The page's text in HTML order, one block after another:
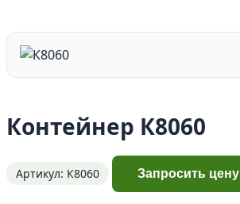
Контейнер К8060
Артикул: К8060 Запросить цену